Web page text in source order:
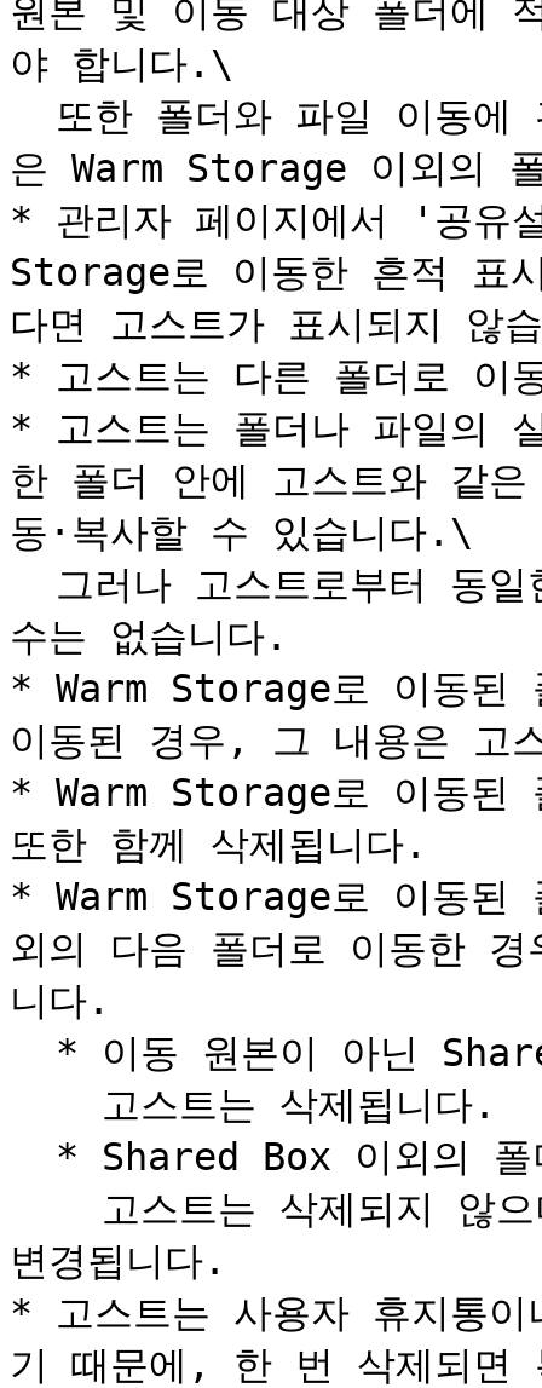
원본 및 이동 대상 폴더에
야 합니다.\
은 Warm Storage 이외의
* 관리자 페이지에서 '공
Storage로 이동한 흔적 표
다면 고스트가 표시되지 않
* 고스트는 다른 폴더로 이
* 고스트는 폴더나 파일의
한 폴더 안에 고스트와 같
동·복사할 수 있습니다.\
수는 없습니다.
* Warm Storage로 이동된
이동된 경우, 그 내용은 고
* Warm Storage로 이동된
또한 함께 삭제됩니다.
* Warm Storage로 이동된
외의 다음 폴더로 이동한
니다.
변경됩니다.
* 고스트는 사용자 휴지통
기 때문에, 한 번 삭제되면